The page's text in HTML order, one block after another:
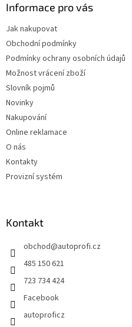
Informace pro vás
Jak nakupovat
Obchodní podmínky
Podmínky ochrany osobních údajů
Možnost vrácení zboží
Slovník pojmů
Novinky
Nakupování
Online reklamace
O nás
Kontakty
Provizní systém
Kontakt
obchod@autoprofi.cz
485 150 621
723 734 424
Facebook
autoproficz